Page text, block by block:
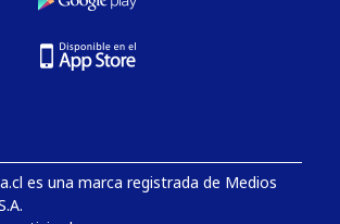
es una marca registrada de Medios